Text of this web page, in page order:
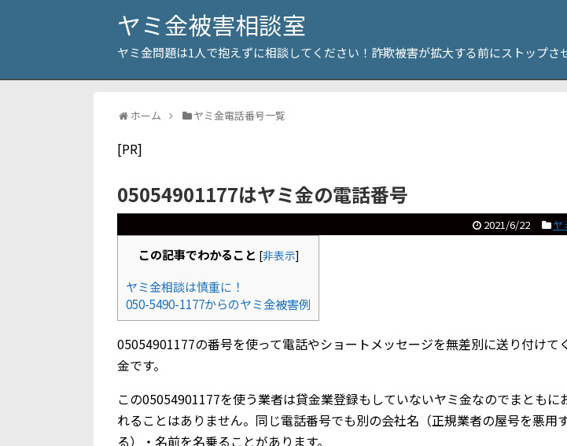
ヤミ金被害相談室
ヤミ金問題は1人で抱えずに相談してください！詐欺被害が拡大する前にストップさ
ホーム ヤミ金電話番号一覧
[PR]
05054901177はヤミ金の電話番号
2021/6/22 ヤ
この記事でわかること [非表示]
ヤミ金相談は慎重に！
050-5490-1177からのヤミ金被害例
05054901177の番号を使って電話やショートメッセージを無差別に送り付けて
金です。
この05054901177を使う業者は貸金業登録もしていないヤミ金なのでまともに
れることはありません。同じ電話番号でも別の会社名（正規業者の屋号を悪用
る）・名前を名乗ることがあります。